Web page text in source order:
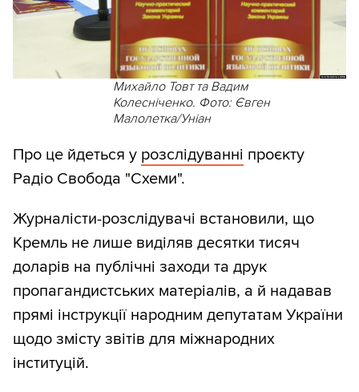
Михайло Товт та Вадим
Колесніченко. Фото: Євген
Малолетка/Уніан
Про це йдеться у розслідуванні проєкту
Радіо Свобода "Схеми".
Журналісти-розслідувачі встановили, що
Кремль не лише виділяв десятки тисяч
доларів на публічні заходи та друк
пропагандистських матеріалів, а й надавав
прямі інструкції народним депутатам України
щодо змісту звітів для міжнародних
інституцій.